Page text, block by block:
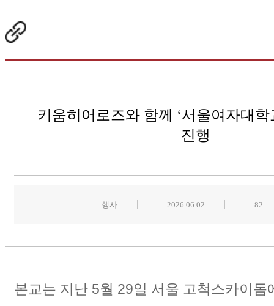
키움히어로즈와 함께 ‘서울여자대학
진행
행사 2026.06.02 82
본교는 지난 5월 29일 서울 고척스카이돔